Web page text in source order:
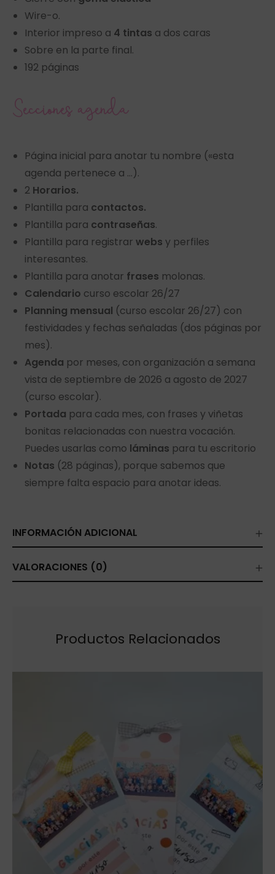
Wire-o.
Interior impreso a 4 tintas a dos caras
Sobre en la parte final.
192 páginas
Secciones agenda
Página inicial para anotar tu nombre («esta
agenda pertenece a …).
2 Horarios.
Plantilla para contactos.
Plantilla para contraseñas.
Plantilla para registrar webs y perfiles
interesantes.
Plantilla para anotar frases molonas.
Calendario curso escolar 26/27
Planning mensual (curso escolar 26/27) con
festividades y fechas señaladas (dos páginas por
mes).
Agenda por meses, con organización a semana
vista de septiembre de 2026 a agosto de 2027
(curso escolar).
Portada para cada mes, con frases y viñetas
bonitas relacionadas con nuestra vocación.
Puedes usarlas como láminas para tu escritorio
Notas (28 páginas), porque sabemos que
siempre falta espacio para anotar ideas.
INFORMACIÓN ADICIONAL
VALORACIONES (0)
Productos Relacionados